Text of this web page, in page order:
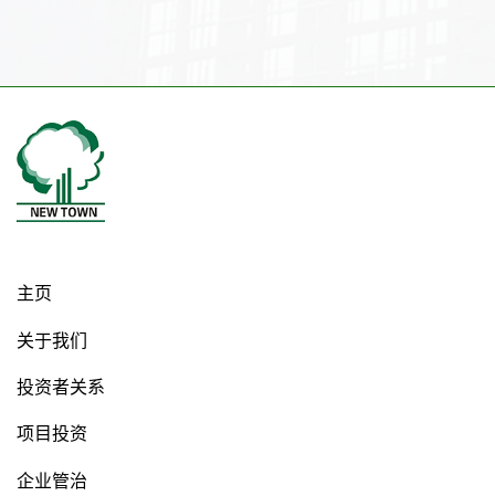
主页
关于我们
投资者关系
项目投资
企业管治